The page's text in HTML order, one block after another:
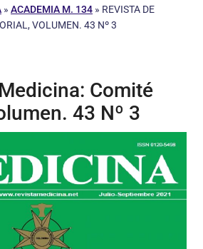
» ACADEMIA M. 134 » REVISTA DE
VOLUMEN. 43 Nº 3
Comité
43 Nº 3